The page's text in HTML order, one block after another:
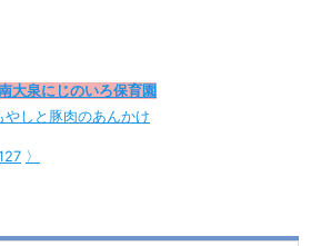
大泉にじのいろ保育園
しと豚肉のあんかけ
〉